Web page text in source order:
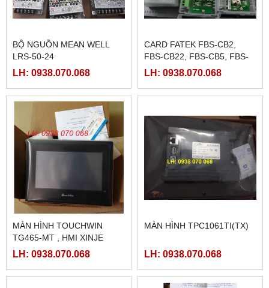
BỘ NGUỒN MEAN WELL
LRS-50-24
LH: 0938.070.068
CARD FATEK FBS-CB2,
FBS-CB22, FBS-CB5, FBS-
CB25, FBS-CB55
LH: 0938.070.068
MÀN HÌNH TOUCHWIN
TG465-MT , HMI XINJE
TG465-MT
LH: 0938.070.068
MÀN HÌNH TPC1061TI(TX)
LH: 0938.070.068